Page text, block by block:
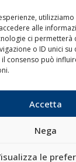
alle
ci
o ID unici su
consenso può
Accetta
Nega
le
Porti/
Trasporti
Varie
di
Blue economy
Diporto